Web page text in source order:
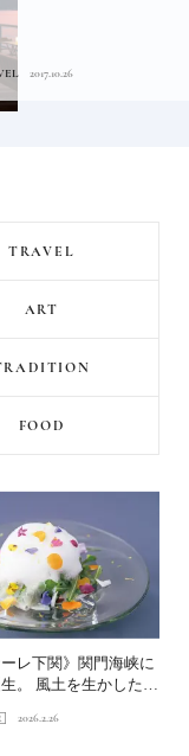
2017.10.26
TRAVEL
ART
FOOD
ーレ下関》関門海峡に
。 風土を生かした絶
2026.2.26